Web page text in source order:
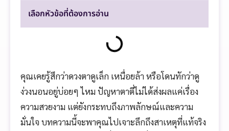
เลือกหัวข้อที่ต้องการอ่าน
คุณเคยรู้สึกว่าดวงตาดูเล็ก เหนื่อยล้า หรือโดนทักว่าดู
ง่วงนอนอยู่บ่อยๆ ไหม ปัญหาตาตี่ไม่ได้ส่งผลแค่เรื่อง
ความสวยงาม แต่ยังกระทบถึงภาพลักษณ์และความ
มั่นใจ บทความนี้จะพาคุณไปเจาะลึกถึงสาเหตุที่แท้จริง